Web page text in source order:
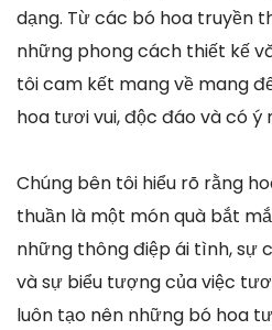
dạng. Từ các bó hoa truyền
những phong cách thiết kế
tôi cam kết mang về mang
hoa tươi vui, độc đáo và có ý
Chúng bên tôi hiểu rõ rằng
thuần là một món quà bắt
những thông điệp ái tình, sự
và sự biểu tượng của việc
luôn tạo nên những bó hoa